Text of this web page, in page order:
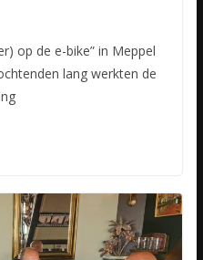
op de e-bike” in Meppel
lang werkten de